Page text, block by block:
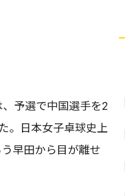
予選で中国選手を2
。日本女子卓球史上
早田から目が離せ